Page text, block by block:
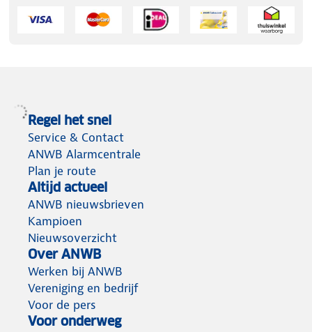
Regel het snel
Service & Contact
ANWB Alarmcentrale
Plan je route
Altijd actueel
ANWB nieuwsbrieven
Kampioen
Nieuwsoverzicht
Over ANWB
Werken bij ANWB
Vereniging en bedrijf
Voor de pers
Voor onderweg